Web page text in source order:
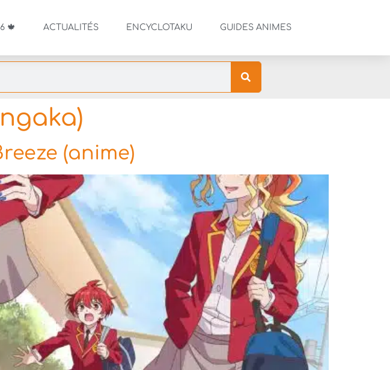
🍁 ACTUALITÉS ENCYCLOTAKU GUIDES ANIMES
(anime)